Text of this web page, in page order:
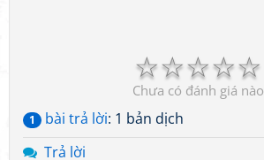
☆
☆
☆
☆
☆
Chưa có đánh giá nào
1 bài trả lời: 1 bản dịch
Trả lời